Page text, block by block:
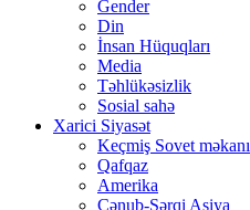
Gender
Din
İnsan Hüquqları
Media
Təhlükəsizlik
Sosial sahə
Xarici Siyasət
Keçmiş Sovet məkanı
Qafqaz
Amerika
Cənub-Şərqi Asiya